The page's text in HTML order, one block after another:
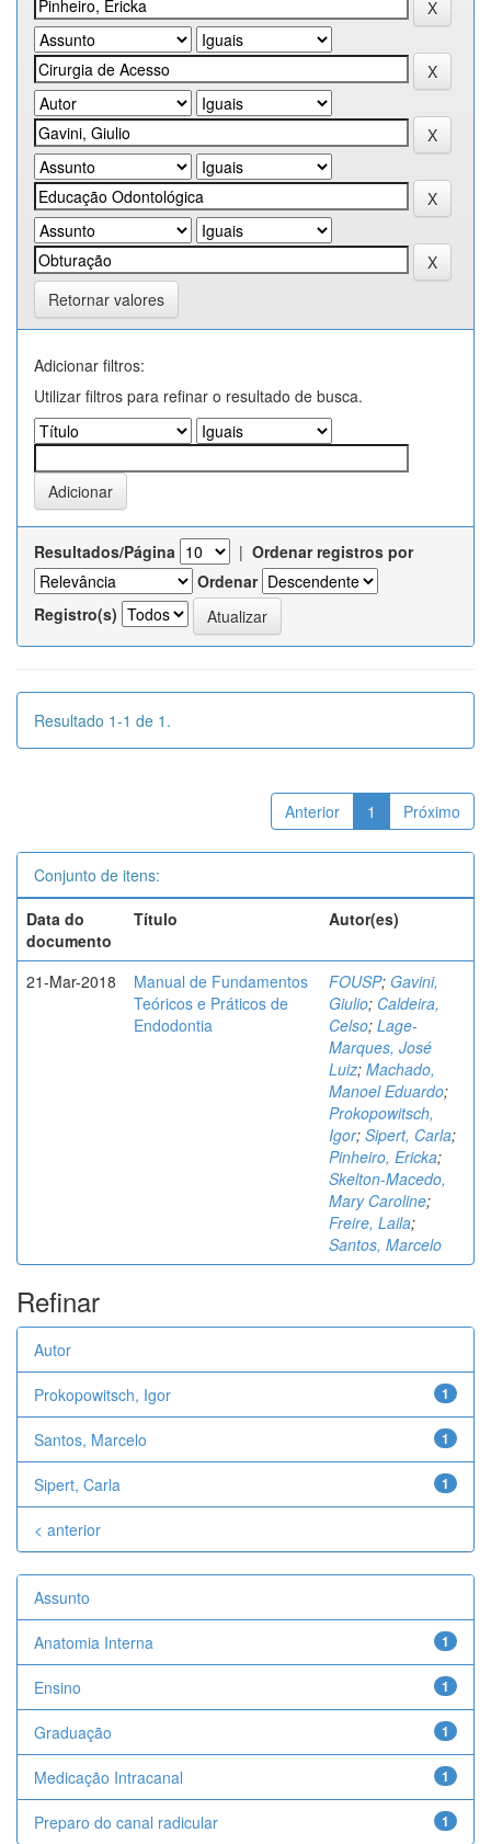
Retornar valores
Adicionar filtros:
Utilizar filtros para refinar o resultado de busca.
Resultados/Página | Ordenar registros por
Ordenar
Registro(s)
Resultado 1-1 de 1.
Anterior 1 Próximo
Conjunto de itens:
Data do
documento
Título Autor(es)
21-Mar-2018
Manual de Fundamentos
Teóricos e Práticos de
Endodontia
FOUSP; Gavini,
Giulio; Caldeira,
Celso; Lage-
Marques, José
Luiz; Machado,
Manoel Eduardo;
Prokopowitsch,
Igor; Sipert, Carla;
Pinheiro, Ericka;
Skelton-Macedo,
Mary Caroline;
Freire, Laila;
Santos, Marcelo
Refinar
Autor
1
Prokopowitsch, Igor
1
Santos, Marcelo
1
Sipert, Carla
< anterior
Assunto
1
Anatomia Interna
1
Ensino
1
Graduação
1
Medicação Intracanal
1
Preparo do canal radicular